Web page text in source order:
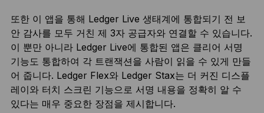
또한 이 앱을 통해 Ledger Live 생태계에 통합되기 전 보
안 감사를 모두 거친 제 3자 공급자와 연결할 수 있습니다.
이 뿐만 아니라 Ledger Live에 통합된 앱은 클리어 서명
기능도 통합하여 각 트랜잭션을 사람이 읽을 수 있게 만들
어 줍니다. Ledger Flex와 Ledger Stax는 더 커진 디스플
레이와 터치 스크린 기능으로 서명 내용을 정확히 알 수
있다는 매우 중요한 장점을 제시합니다.